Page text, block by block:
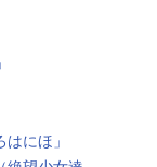
にほ」